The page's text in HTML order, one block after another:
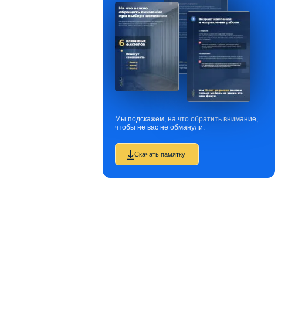
Мы подскажем, на что обратить внимание,
чтобы не вас не обманули.
Скачать памятку